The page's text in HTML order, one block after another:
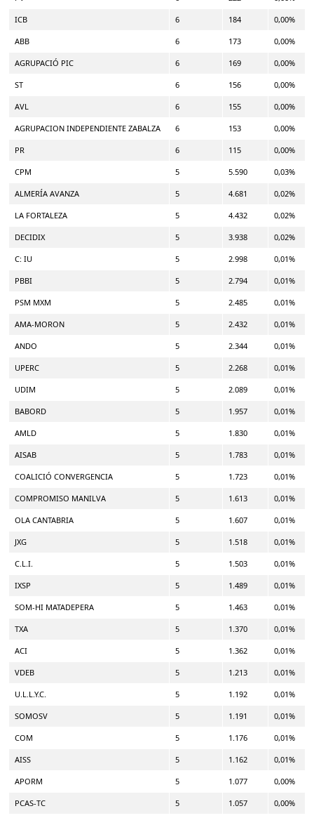
ICB 6 184 0,00%
ABB 6 173 0,00%
AGRUPACIÓ PIC 6 169 0,00%
ST 6 156 0,00%
AVL 6 155 0,00%
AGRUPACION INDEPENDIENTE ZABALZA 6 153 0,00%
PR 6 115 0,00%
CPM 5 5.590 0,03%
ALMERÍA AVANZA 5 4.681 0,02%
LA FORTALEZA 5 4.432 0,02%
DECIDIX 5 3.938 0,02%
C: IU 5 2.998 0,01%
PBBI 5 2.794 0,01%
PSM MXM 5 2.485 0,01%
AMA-MORON 5 2.432 0,01%
ANDO 5 2.344 0,01%
UPERC 5 2.268 0,01%
UDIM 5 2.089 0,01%
BABORD 5 1.957 0,01%
AMLD 5 1.830 0,01%
AISAB 5 1.783 0,01%
COALICIÓ CONVERGENCIA 5 1.723 0,01%
COMPROMISO MANILVA 5 1.613 0,01%
OLA CANTABRIA 5 1.607 0,01%
JXG 5 1.518 0,01%
C.L.I. 5 1.503 0,01%
IXSP 5 1.489 0,01%
SOM-HI MATADEPERA 5 1.463 0,01%
TXA 5 1.370 0,01%
ACI 5 1.362 0,01%
VDEB 5 1.213 0,01%
U.L.L.Y.C. 5 1.192 0,01%
SOMOSV 5 1.191 0,01%
COM 5 1.176 0,01%
AISS 5 1.162 0,01%
APORM 5 1.077 0,00%
PCAS-TC 5 1.057 0,00%